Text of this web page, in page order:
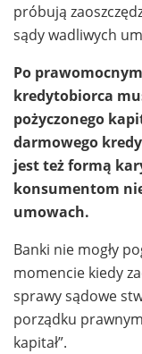
próbują
sądy wadliwych
Po
kredytobiorca
pożyczonego
darmowego
jest też formą
konsumentom
umowach.
Banki nie mogły
momencie kiedy
sprawy sądowe
porządku
kapitał”.